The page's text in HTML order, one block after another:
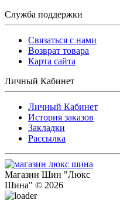
Служба поддержки
Связаться с нами
Возврат товара
Карта сайта
Личный Кабинет
Личный Кабинет
История заказов
Закладки
Рассылка
Магазин Шин "Люкс
Шина" © 2026